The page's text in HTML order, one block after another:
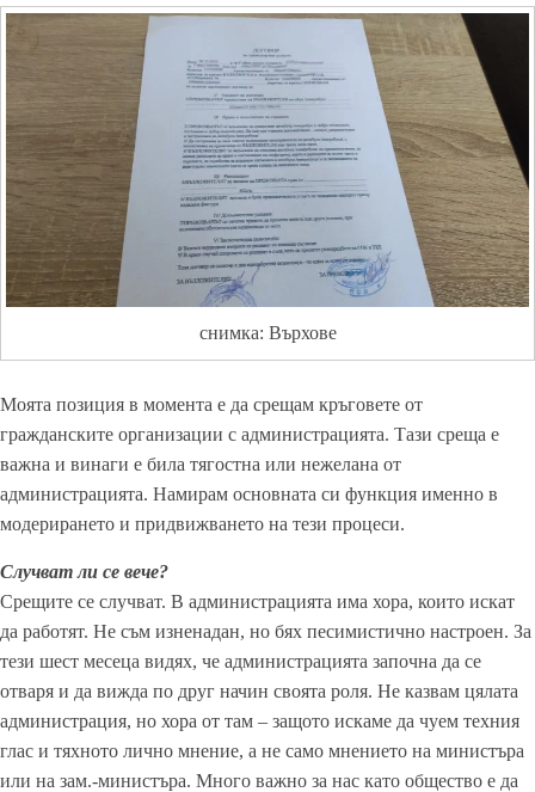
снимка: Върхове
Моята позиция в момента е да срещам кръговете от
гражданските организации с администрацията. Тази среща е
важна и винаги е била тягостна или нежелана от
администрацията. Намирам основната си функция именно в
модерирането и придвижването на тези процеси.
Случват ли се вече?
Срещите се случват. В администрацията има хора, които искат
да работят. Не съм изненадан, но бях песимистично настроен. За
тези шест месеца видях, че администрацията започна да се
отваря и да вижда по друг начин своята роля. Не казвам цялата
администрация, но хора от там – защото искаме да чуем техния
глас и тяхното лично мнение, а не само мнението на министъра
или на зам.-министъра. Много важно за нас като общество е да